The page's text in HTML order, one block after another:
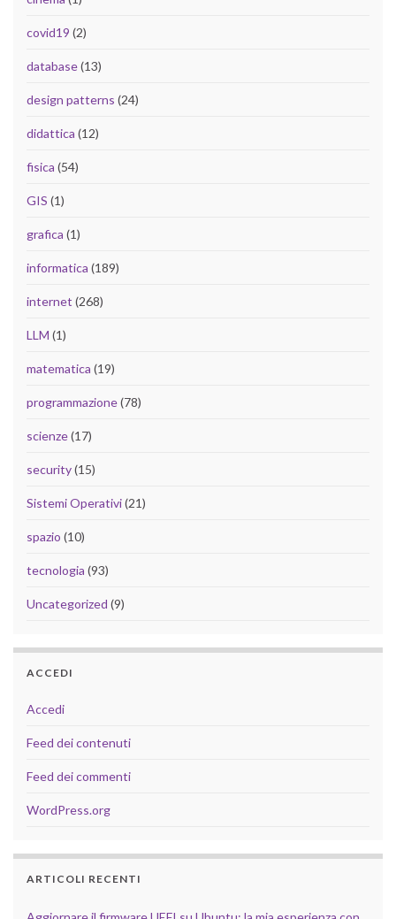
covid19 (2)
database(13)
design patterns (24)
didattica (12)
fisica (54)
GIS (1)
grafica (1)
informatica (189)
internet (268)
LLM (1)
matematica (19)
programmazione(78)
scienze(17)
security(15)
Sistemi Operativi(21)
spazio (10)
tecnologia (93)
Uncategorized (9)
ACCEDI
Accedi
Feed dei contenuti
Feed dei commenti
WordPress.org
ARTICOLI RECENTI